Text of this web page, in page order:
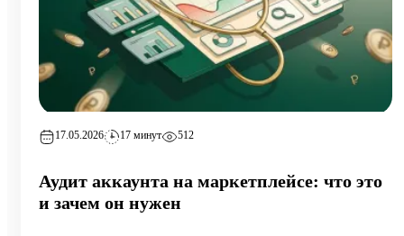
17.05.2026 17 минут 512
Аудит аккаунта на маркетплейсе: что это
и зачем он нужен